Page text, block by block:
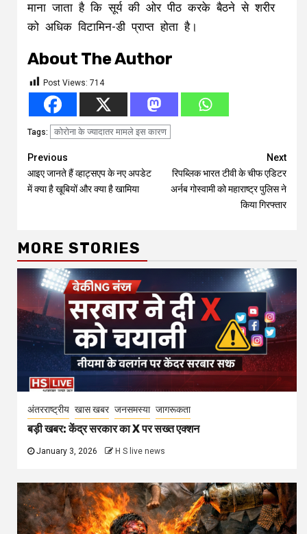
माना जाता है कि सूर्य की ओर पीठ करके बैठने से शरीर
को अधिक विटामिन-डी प्राप्त होता है।
About The Author
Post Views: 714
Tags: कोरोना के ज्यादातर मामले इस कारण
Continue
Reading
Previous
आइए जानते हैं व्हाट्सएप के नए अपडेट
में क्या है खूबियों और क्या है खामिया
Next
रिपब्लिक भारत टीवी के चीफ एडिटर
अर्नब गोस्वामी को महाराष्ट्र पुलिस ने
किया गिरफ्तार
MORE STORIES
अंतरराष्ट्रीय खास खबर जनसमस्या जागरूकता
बड़ी खबर: केंद्र सरकार का X पर सख्त एक्शन
January 3, 2026 H S live news